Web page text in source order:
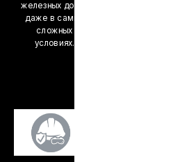
железных дорог
даже в самых
сложных
условиях.